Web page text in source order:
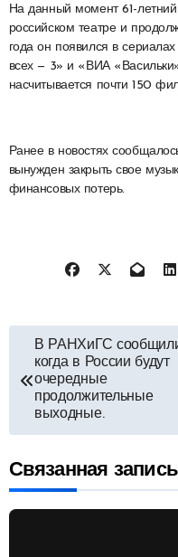
На данный момент 61-
российском театре и
года он появился в
всех — 3» и «ВИА
насчитывается почти 150
Ранее в новостях
вынужден закрыть свое
финансовых потерь.
Навигация
по
записям
В РАНХиГС
когда в России будут
очередные
продолжительные
выходные.
Связанная запись